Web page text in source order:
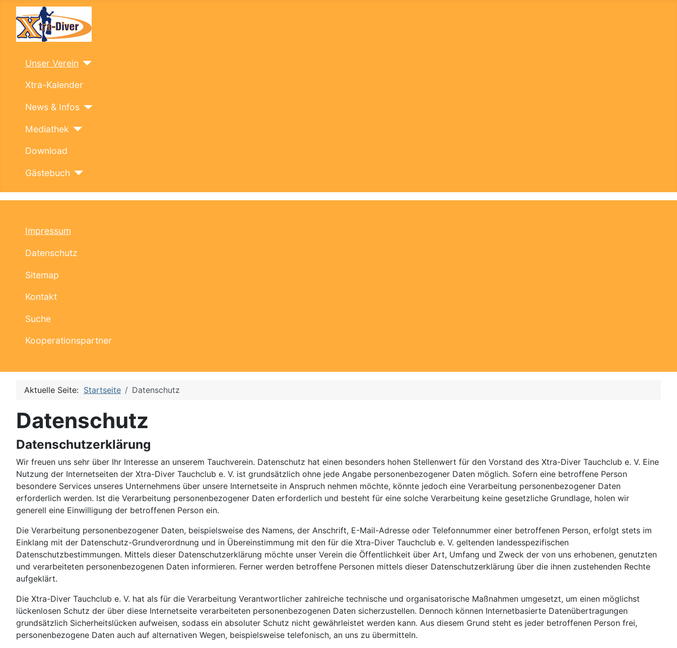
Unser Verein
Xtra-Kalender
News & Infos
Mediathek
Download
Gästebuch
Aktuelle Seite: Startseite Datenschutz
Datenschutz
Datenschutzerklärung
Wir freuen uns sehr über Ihr Interesse an unserem Tauchverein. Datenschutz hat einen besonders hohen Stellenwert für den Vorstand des Xtra-Diver Tauchclub e. V. Eine
Nutzung der Internetseiten der Xtra-Diver Tauchclub e. V. ist grundsätzlich ohne jede Angabe personenbezogener Daten möglich. Sofern eine betroffene Person
besondere Services unseres Unternehmens über unsere Internetseite in Anspruch nehmen möchte, könnte jedoch eine Verarbeitung personenbezogener Daten
erforderlich werden. Ist die Verarbeitung personenbezogener Daten erforderlich und besteht für eine solche Verarbeitung keine gesetzliche Grundlage, holen wir
generell eine Einwilligung der betroffenen Person ein.
Die Verarbeitung personenbezogener Daten, beispielsweise des Namens, der Anschrift, E-Mail-Adresse oder Telefonnummer einer betroffenen Person, erfolgt stets im
Einklang mit der Datenschutz-Grundverordnung und in Übereinstimmung mit den für die Xtra-Diver Tauchclub e. V. geltenden landesspezifischen
Datenschutzbestimmungen. Mittels dieser Datenschutzerklärung möchte unser Verein die Öffentlichkeit über Art, Umfang und Zweck der von uns erhobenen, genutzten
und verarbeiteten personenbezogenen Daten informieren. Ferner werden betroffene Personen mittels dieser Datenschutzerklärung über die ihnen zustehenden Rechte
aufgeklärt.
Die Xtra-Diver Tauchclub e. V. hat als für die Verarbeitung Verantwortlicher zahlreiche technische und organisatorische Maßnahmen umgesetzt, um einen möglichst
lückenlosen Schutz der über diese Internetseite verarbeiteten personenbezogenen Daten sicherzustellen. Dennoch können Internetbasierte Datenübertragungen
grundsätzlich Sicherheitslücken aufweisen, sodass ein absoluter Schutz nicht gewährleistet werden kann. Aus diesem Grund steht es jeder betroffenen Person frei,
personenbezogene Daten auch auf alternativen Wegen, beispielsweise telefonisch, an uns zu übermitteln.
Impressum
Datenschutz
Sitemap
Kontakt
Suche
Kooperationspartner